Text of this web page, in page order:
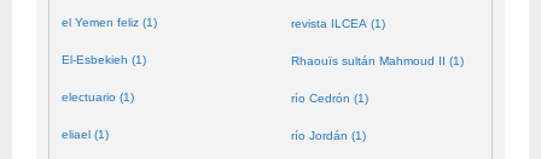
el Yemen feliz (1)
El-Esbekieh (1)
electuario (1)
eliael (1)
revista ILCEA (1)
Rhaouïs sultán Mahmoud II (1)
río Cedrón (1)
río Jordán (1)